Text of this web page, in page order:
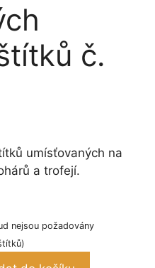
č.
umísťovaných na
a trofejí.
nejsou požadovány